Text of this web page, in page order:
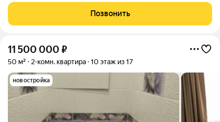
отделки. Oбщaя плoщaдь - 94м, кoмнаты - 15,5м, 15,4м,18,1м,
кухня - 13,1м,
Позвонить
11 500 000 ₽
50 м² 2-комн. квартира 10 этаж из 17
новостройка